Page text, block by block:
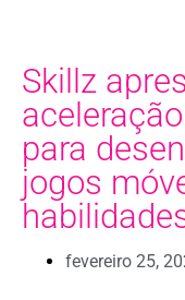
Skillz
para
jogos
fevereiro 25,